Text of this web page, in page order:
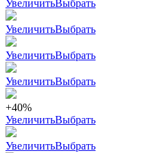
УвеличитьВыбрать
УвеличитьВыбрать
УвеличитьВыбрать
УвеличитьВыбрать
+40%
УвеличитьВыбрать
УвеличитьВыбрать